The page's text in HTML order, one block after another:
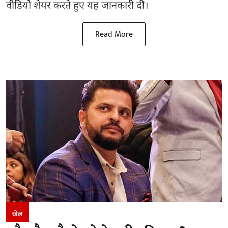
वीडियो शेयर करते हुए यह जानकारी दी।
Read More
खेल